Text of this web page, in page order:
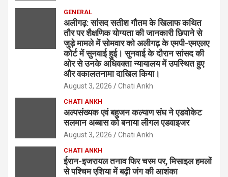
GENERAL
अलीगढ़: सांसद सतीश गौतम के खिलाफ कथित
तौर पर शैक्षणिक योग्यता की जानकारी छिपाने से
जुड़े मामले में सोमवार को अलीगढ़ के एमपी-एमएलए
कोर्ट में सुनवाई हुई। सुनवाई के दौरान सांसद की
ओर से उनके अधिवक्ता न्यायालय में उपस्थित हुए
और वकालतनामा दाखिल किया।
August 3, 2026 Chati Ankh
CHATI ANKH
अल्पसंख्यक एवं बहुजन कल्याण संघ ने एडवोकेट
सलमान अब्बास को बनाया लीगल एडवाइजर
August 3, 2026 Chati Ankh
CHATI ANKH
ईरान-इजरायल तनाव फिर चरम पर, मिसाइल हमलों
से पश्चिम एशिया में बढ़ी जंग की आशंका